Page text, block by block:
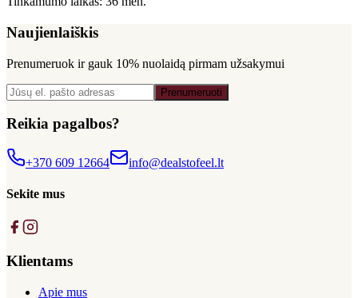
Naujienlaiškis
Prenumeruok ir gauk 10% nuolaidą pirmam užsakymui
Prenumeruoti
Reikia pagalbos?
+370 609 12664 info@dealstofeel.lt
Sekite mus
Klientams
Apie mus